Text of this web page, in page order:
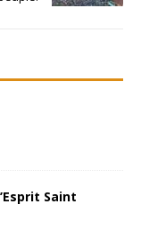
Saint